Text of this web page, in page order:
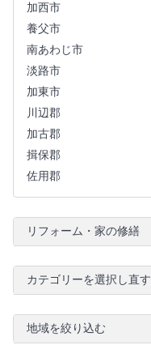
加西市
養父市
南あわじ市
淡路市
加東市
川辺郡
加古郡
揖保郡
佐用郡
リフォーム・家の修繕
カテゴリーを選択し直す
地域を絞り込む